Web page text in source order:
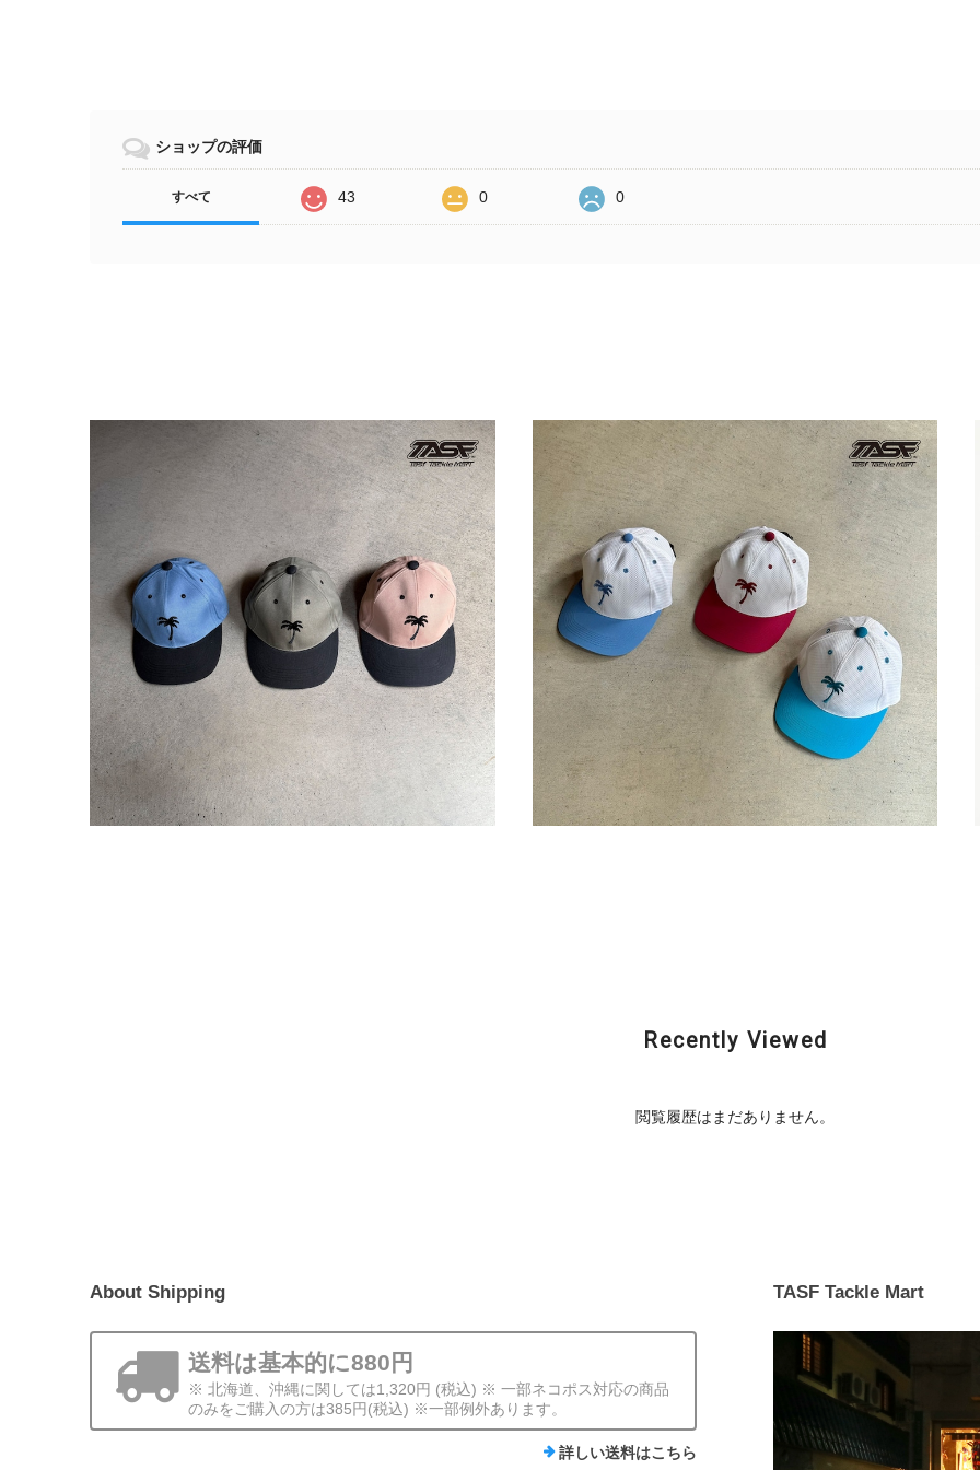
ショップの評価
すべて 43 0 0
Recently Viewed
閲覧履歴はまだありません。
About Shipping
送料は基本的に880円
※ 北海道、沖縄に関しては1,320円 (税込) ※ 一部ネコポス対応の商品
のみをご購入の方は385円(税込) ※一部例外あります。
詳しい送料はこちら
TASF Tackle Mart